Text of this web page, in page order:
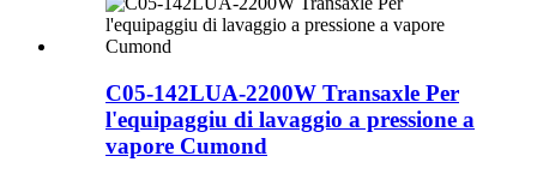
C05-142LUA-2200W Transaxle Per
l'equipaggiu di lavaggio a pressione a
vapore Cumond